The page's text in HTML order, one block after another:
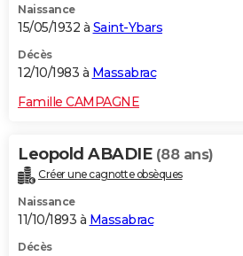
Naissance
15/05/1932 à Saint-Ybars
Décès
12/10/1983 à Massabrac
Famille CAMPAGNE
Leopold ABADIE (88 ans)
Créer une cagnotte obsèques
Naissance
11/10/1893 à Massabrac
Décès